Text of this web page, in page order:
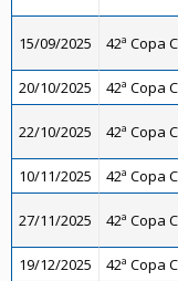
15/09/2025 42ª Copa
20/10/2025 42ª Copa
22/10/2025 42ª Copa
10/11/2025
42ª Copa
27/11/2025 42ª Copa
19/12/2025 42ª Copa